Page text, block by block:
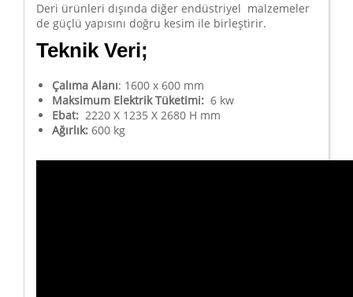
Deri ürünleri dışında diğer endüstriyel malzemeler
de güçlü yapısını doğru kesim ile birleştirir.
Teknik Veri;
Çalıma Alanı: 1600 x 600 mm
Maksimum Elektrik Tüketimi: 6 kw
Ebat: 2220 X 1235 X 2680 H mm
Ağırlık: 600 kg